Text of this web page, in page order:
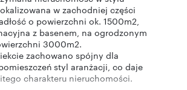
w zachodniej części
o powierzchni ok. 1500m2,
z basenem, na ogrodzonym
3000m2.
zachowano spójny dla
styl aranżacji, co daje
charakteru nieruchomości.